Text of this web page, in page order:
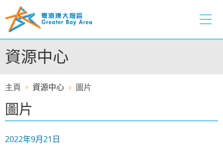
至
容
的
開
資源中心
主頁 資源中心 圖片
圖片
2022年9月21日